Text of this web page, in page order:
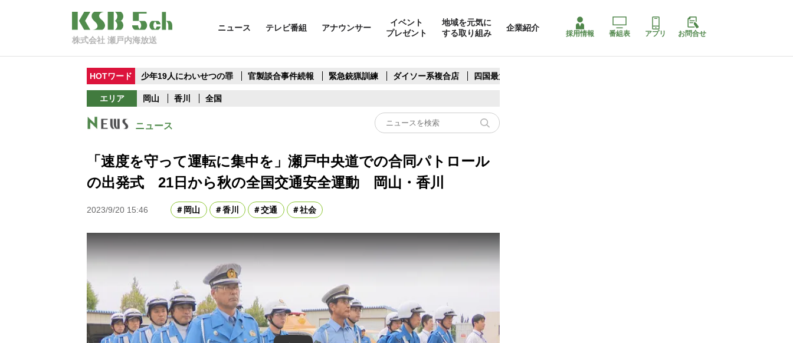
株式会社 瀬戸内海放送
ニュース テレビ番組 アナウンサー
イベント
プレゼント
地域を元気に
する取り組み
企業紹介
採用情報 番組表 アプリ お問合せ
HOTワード 少年19人にわいせつの罪 官製談合事件続報 緊急銃猟訓練 ダイソー系複合店 四国最大スリコ
エリア 岡山 香川 全国
ニュース
「速度を守って運転に集中を」瀬戸中央道での合同パトロール
の出発式 21日から秋の全国交通安全運動 岡山・香川
2023/9/20 15:46 岡山 香川 交通 社会